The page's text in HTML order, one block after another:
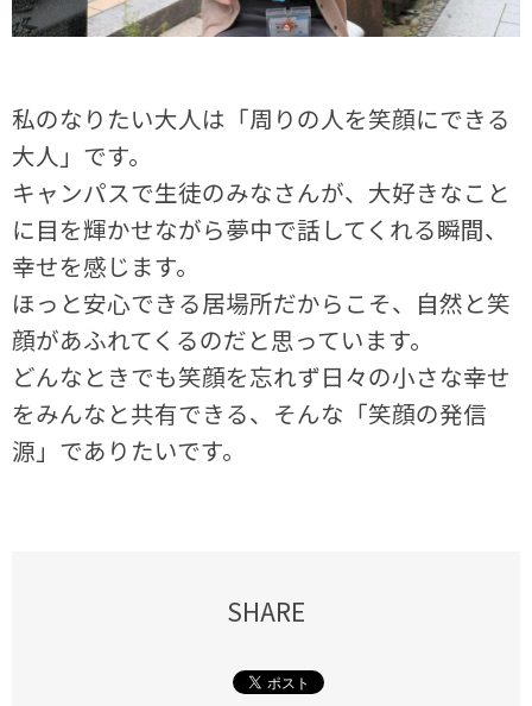
私のなりたい大人は「周りの人を笑顔にできる
大人」です。
キャンパスで生徒のみなさんが、大好きなこと
に目を輝かせながら夢中で話してくれる瞬間、
幸せを感じます。
ほっと安心できる居場所だからこそ、自然と笑
顔があふれてくるのだと思っています。
どんなときでも笑顔を忘れず日々の小さな幸せ
をみんなと共有できる、そんな「笑顔の発信
源」でありたいです。
SHARE